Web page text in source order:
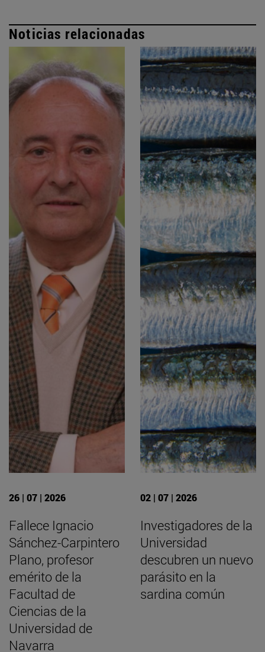
Noticias relacionadas
26 | 07 | 2026
Fallece Ignacio
Sánchez-Carpintero
Plano, profesor
emérito de la
Facultad de
Ciencias de la
Universidad de
Navarra
02 | 07 | 2026
Investigadores de la
Universidad
descubren un nuevo
parásito en la
sardina común